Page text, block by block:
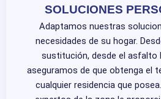
SOLUCIONES
Adaptamos nuestras
necesidades de su hogar.
sustitución, desde el asfalto
aseguramos de que obtenga el
cualquier residencia que